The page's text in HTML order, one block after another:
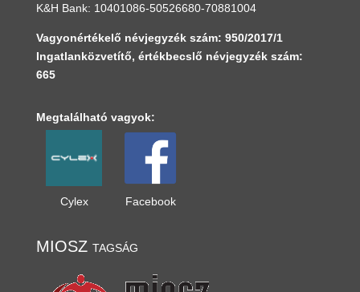
K&H Bank: 10401086-50526680-70881004
Vagyonértékelő névjegyzék szám: 950/2017/1
Ingatlanközvetítő, értékbecslő névjegyzék szám:
665
Megtalálható vagyok:
Cylex Facebook
MIOSZ tagság